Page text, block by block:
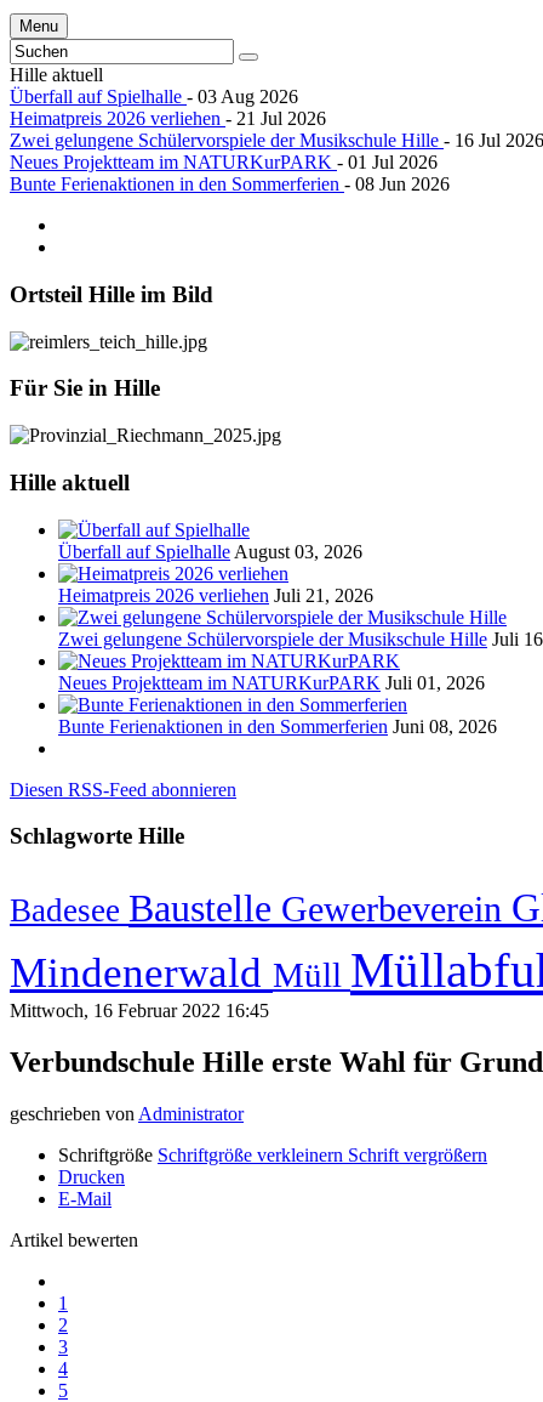
Menu
Hille aktuell
Überfall auf Spielhalle - 03 Aug 2026
Heimatpreis 2026 verliehen - 21 Jul 2026
Zwei gelungene Schülervorspiele der Musikschule Hille - 16 Jul 2026
Neues Projektteam im NATURKurPARK - 01 Jul 2026
Bunte Ferienaktionen in den Sommerferien - 08 Jun 2026
Ortsteil Hille im Bild
Für Sie in Hille
Hille aktuell
Überfall auf Spielhalle August 03, 2026
Heimatpreis 2026 verliehen Juli 21, 2026
Zwei gelungene Schülervorspiele der Musikschule Hille Juli
Neues Projektteam im NATURKurPARK Juli 01, 2026
Bunte Ferienaktionen in den Sommerferien Juni 08, 2026
Diesen RSS-Feed abonnieren
Schlagworte Hille
Badesee Baustelle Gewerbeverein
Mindenerwald Müll
Mittwoch, 16 Februar 2022 16:45
Verbundschule Hille erste Wahl für
geschrieben von Administrator
Schriftgröße Schriftgröße verkleinern Schrift vergrößern
Drucken
E-Mail
Artikel bewerten
1
2
3
4
5